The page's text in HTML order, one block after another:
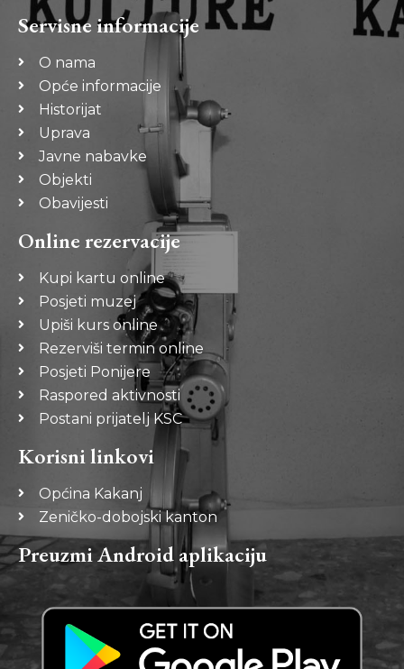
Servisne informacije
O nama
Opće informacije
Historijat
Uprava
Javne nabavke
Objekti
Obavijesti
Online rezervacije
Kupi kartu online
Posjeti muzej
Upiši kurs online
Rezerviši termin online
Posjeti Ponijere
Raspored aktivnosti
Postani prijatelj KSC
Korisni linkovi
Općina Kakanj
Zeničko-dobojski kanton
Preuzmi Android aplikaciju